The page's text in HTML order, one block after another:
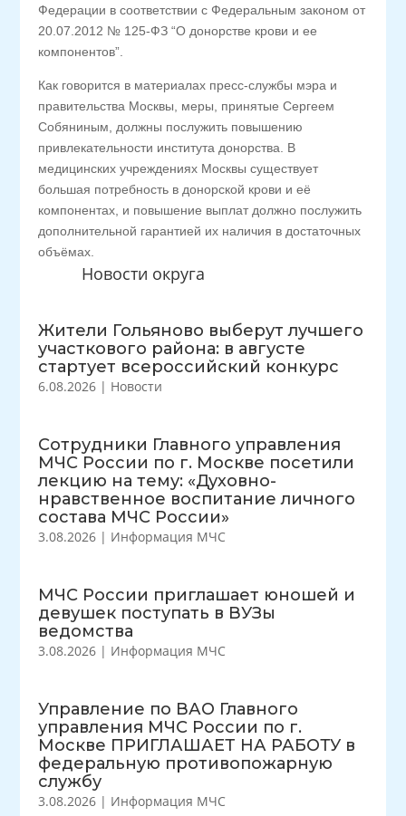
Новости округа
Жители Гольяново выберут лучшего
участкового района: в августе
стартует всероссийский конкурс
6.08.2026 | Новости
Сотрудники Главного управления
МЧС России по г. Москве посетили
лекцию на тему: «Духовно-
нравственное воспитание личного
состава МЧС России»
3.08.2026 | Информация МЧС
МЧС России приглашает юношей и
девушек поступать в ВУЗы
ведомства
3.08.2026 | Информация МЧС
Управление по ВАО Главного
управления МЧС России по г.
Москве ПРИГЛАШАЕТ НА РАБОТУ в
федеральную противопожарную
службу
3.08.2026 | Информация МЧС
Федерации в соответствии с Федеральным законом от
20.07.2012 № 125-ФЗ “О донорстве крови и ее
компонентов”.
Как говорится в материалах пресс-службы мэра и
правительства Москвы, меры, принятые Сергеем
Собяниным, должны послужить повышению
привлекательности института донорства. В
медицинских учреждениях Москвы существует
большая потребность в донорской крови и её
компонентах, и повышение выплат должно послужить
дополнительной гарантией их наличия в достаточных
объёмах.